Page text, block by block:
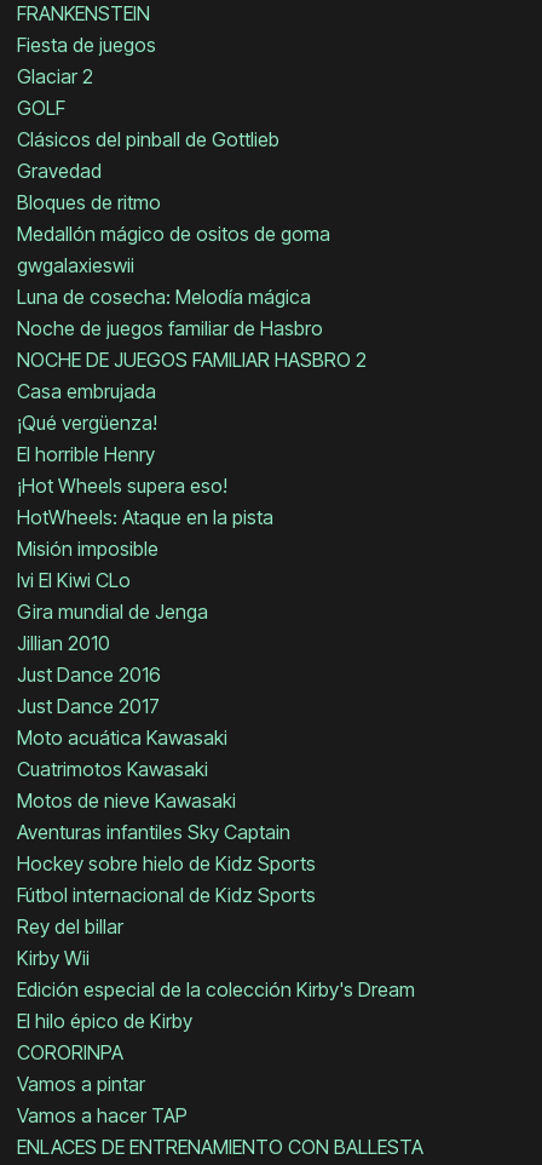
FRANKENSTEIN
Fiesta de juegos
Glaciar 2
GOLF
Clásicos del pinball de Gottlieb
Gravedad
Bloques de ritmo
Medallón mágico de ositos de goma
gwgalaxieswii
Luna de cosecha: Melodía mágica
Noche de juegos familiar de Hasbro
NOCHE DE JUEGOS FAMILIAR HASBRO 2
Casa embrujada
¡Qué vergüenza!
El horrible Henry
¡Hot Wheels supera eso!
HotWheels: Ataque en la pista
Misión imposible
Ivi El Kiwi CLo
Gira mundial de Jenga
Jillian 2010
Just Dance 2016
Just Dance 2017
Moto acuática Kawasaki
Cuatrimotos Kawasaki
Motos de nieve Kawasaki
Aventuras infantiles Sky Captain
Hockey sobre hielo de Kidz Sports
Fútbol internacional de Kidz Sports
Rey del billar
Kirby Wii
Edición especial de la colección Kirby's Dream
El hilo épico de Kirby
CORORINPA
Vamos a pintar
Vamos a hacer TAP
ENLACES DE ENTRENAMIENTO CON BALLESTA